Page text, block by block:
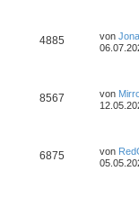
4885 von
8567 von
6875 von